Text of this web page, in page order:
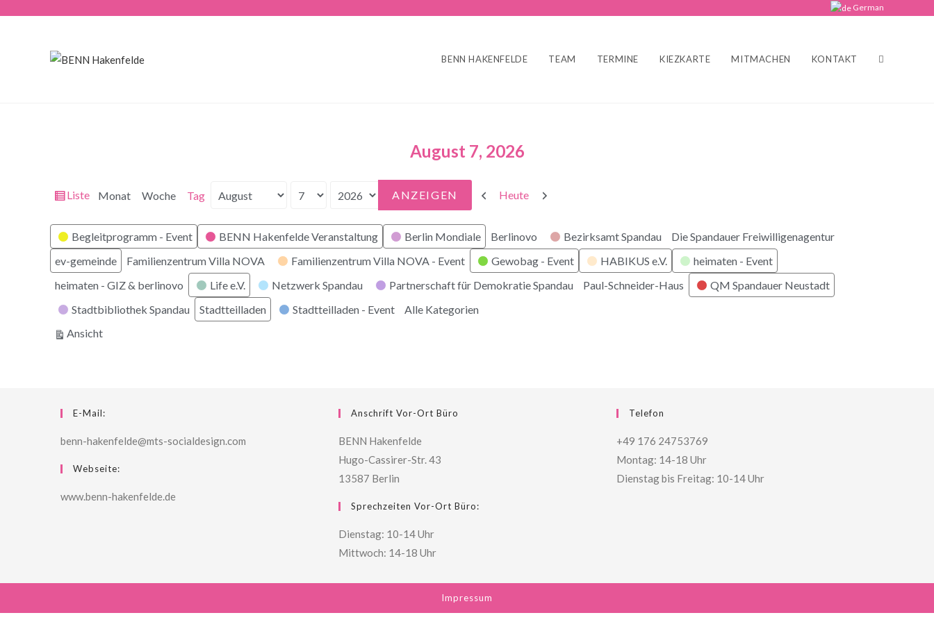
German
BENN HAKENFELDE TEAM TERMINE KIEZKARTE MITMACHEN KONTAKT
August 7, 2026
Ansicht
Liste Monat Woche Tag
Monat
Tag
Jahr
Zurück
Heute Weiter
Kategorien
Begleitprogramm - Event BENN Hakenfelde Veranstaltung Berlin Mondiale Berlinovo Bezirksamt Spandau
Die Spandauer Freiwilligenagentur
ev-gemeinde
Familienzentrum Villa NOVA Familienzentrum Villa NOVA - Event Gewobag - Event HABIKUS e.V.
heimaten - Event
heimaten - GIZ & berlinovo
Life e.V. Netzwerk Spandau Partnerschaft für Demokratie Spandau Paul-Schneider-Haus
QM Spandauer Neustadt
Stadtbibliothek Spandau
Stadtteilladen Stadtteilladen - Event
Alle Kategorien
Ansichtausdrucken
E-Mail:
benn-hakenfelde@mts-socialdesign.com
Webseite:
www.benn-hakenfelde.de
Anschrift Vor-Ort Büro
BENN Hakenfelde
Hugo-Cassirer-Str. 43
13587 Berlin
Sprechzeiten Vor-Ort Büro:
Dienstag: 10-14 Uhr
Mittwoch: 14-18 Uhr
Telefon
+49 176 24753769
Montag: 14-18 Uhr
Dienstag bis Freitag: 10-14 Uhr
Impressum